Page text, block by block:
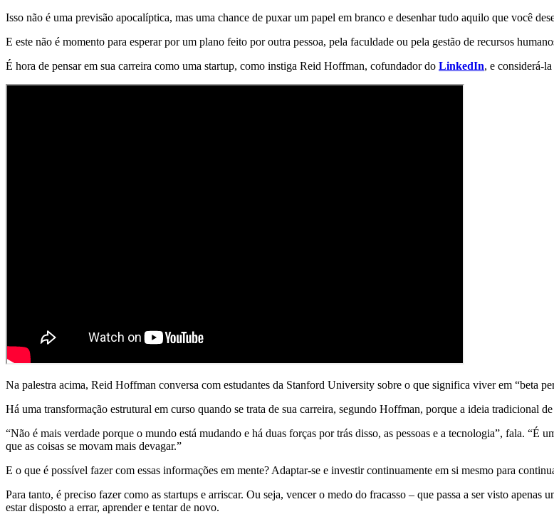
Isso não é uma previsão apocalíptica, mas uma chance de puxar um papel em branco e desenhar tudo aquilo que você
E este não é momento para esperar por um plano feito por outra pessoa, pela faculdade ou pela gestão de recursos
É hora de pensar em sua carreira como uma startup, como instiga Reid Hoffman, cofundador do LinkedIn, e considerá-
Na palestra acima, Reid Hoffman conversa com estudantes da Stanford University sobre o que significa viver em “beta
Há uma transformação estrutural em curso quando se trata de sua carreira, segundo Hoffman, porque a ideia tradicional
“Não é mais verdade porque o mundo está mudando e há duas forças por trás disso, as pessoas e a tecnologia”, fala. “É
que as coisas se movam mais devagar.”
E o que é possível fazer com essas informações em mente? Adaptar-se e investir continuamente em si mesmo para
Para tanto, é preciso fazer como as startups e arriscar. Ou seja, vencer o medo do fracasso – que passa a ser visto
estar disposto a errar, aprender e tentar de novo.